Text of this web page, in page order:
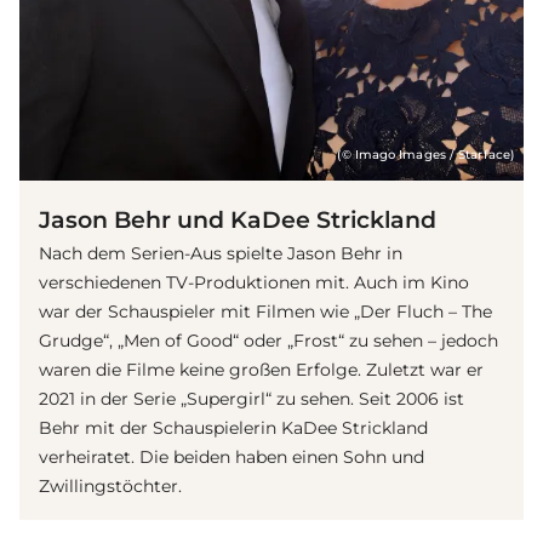
(© Imago Images / Starface)
Jason Behr und KaDee Strickland
Nach dem Serien-Aus spielte Jason Behr in
verschiedenen TV-Produktionen mit. Auch im Kino
war der Schauspieler mit Filmen wie „Der Fluch – The
Grudge“, „Men of Good“ oder „Frost“ zu sehen – jedoch
waren die Filme keine großen Erfolge. Zuletzt war er
2021 in der Serie „Supergirl“ zu sehen. Seit 2006 ist
Behr mit der Schauspielerin KaDee Strickland
verheiratet. Die beiden haben einen Sohn und
Zwillingstöchter.